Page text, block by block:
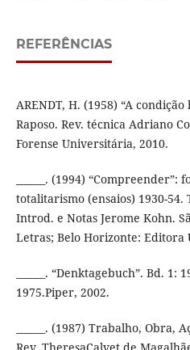
REFERÊNCIAS
ARENDT, H. (1958) “A
Raposo. Rev. técnica Adriano
Forense Universitária, 2010.
______. (1994)
totalitarismo (ensaios) 1930-
Introd. e Notas Jerome Kohn.
Letras; Belo Horizonte: Editora
______. “Denktagebuch”. Bd. 1:
1975.Piper, 2002.
______. (1987) Trabalho,